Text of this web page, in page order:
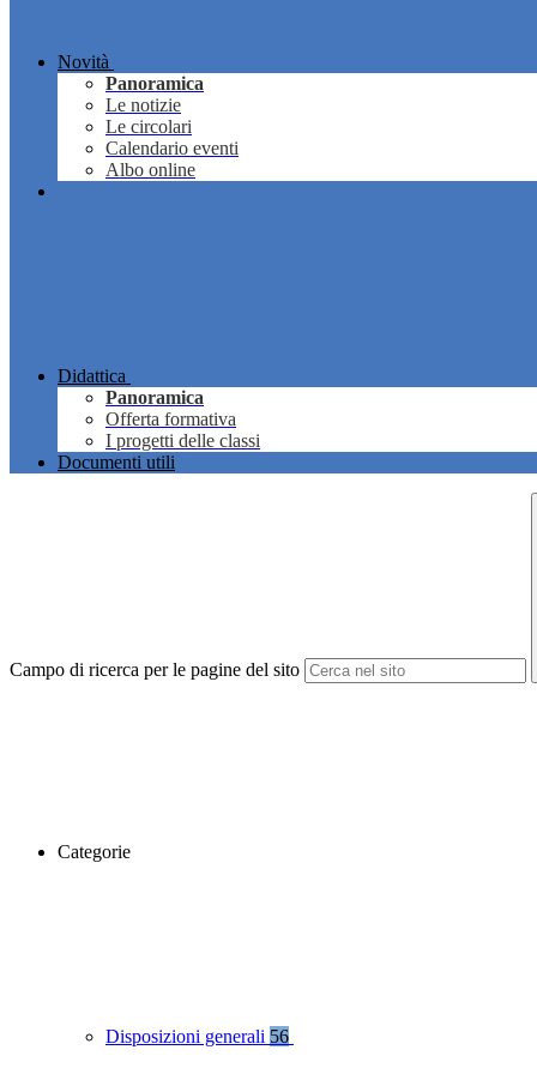
Novità
Panoramica
Le notizie
Le circolari
Calendario eventi
Albo online
Didattica
Panoramica
Offerta formativa
I progetti delle classi
Documenti utili
Campo di ricerca per le pagine del sito
Categorie
Disposizioni generali 56